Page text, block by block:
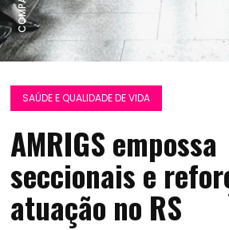
SAÚDE E QUALIDADE DE VIDA
AMRIGS empossa
seccionais e
atuação no RS